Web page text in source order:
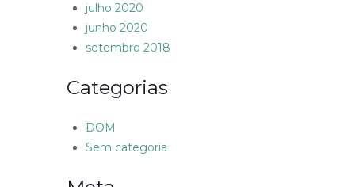
julho 2020
junho 2020
setembro 2018
Categorias
DOM
Sem categoria